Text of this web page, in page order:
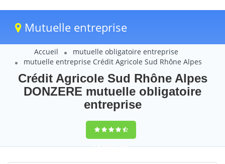
Mutuelle entreprise
Accueil
mutuelle obligatoire entreprise
mutuelle entreprise Crédit Agricole Sud Rhône Alpes
Crédit Agricole Sud Rhône Alpes
DONZERE mutuelle obligatoire
entreprise
9,5(100%)233